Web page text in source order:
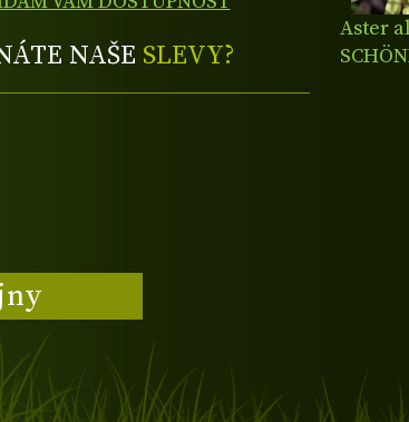
NAŠE SLEVY?
Aster